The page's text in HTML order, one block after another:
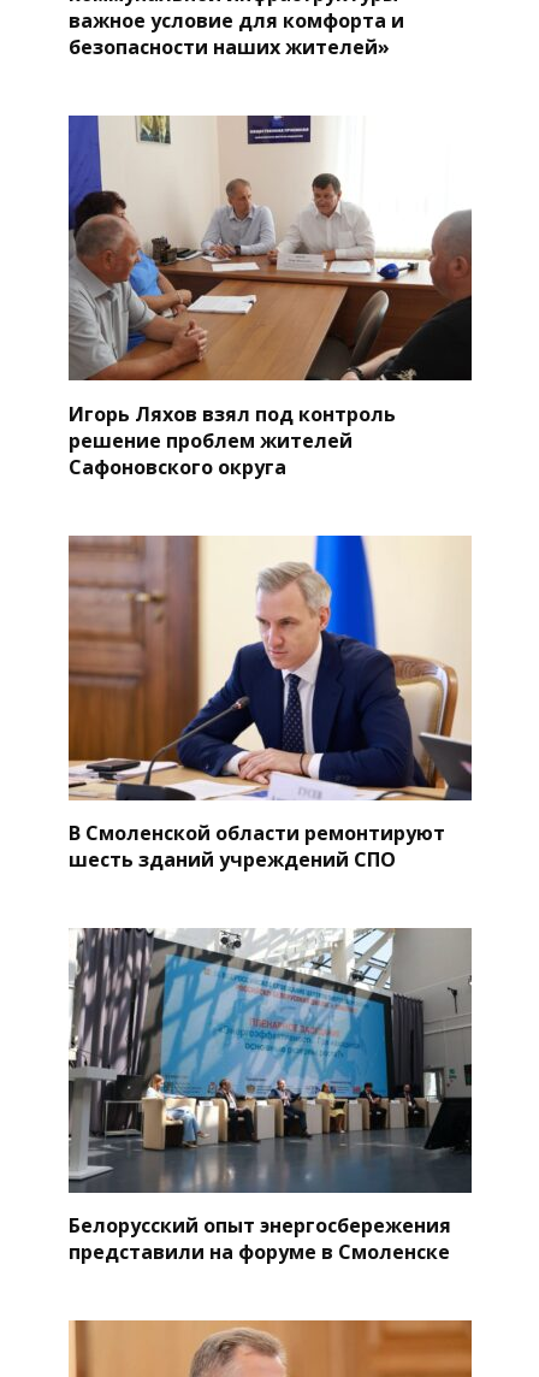
важное условие для комфорта и
безопасности наших жителей»
Игорь Ляхов взял под контроль
решение проблем жителей
Сафоновского округа
В Смоленской области ремонтируют
шесть зданий учреждений СПО
Белорусский опыт энергосбережения
представили на форуме в Смоленске